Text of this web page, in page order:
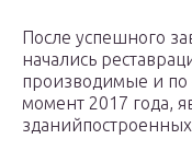
После успешного
начались
производимые и по
момент 2017 года,